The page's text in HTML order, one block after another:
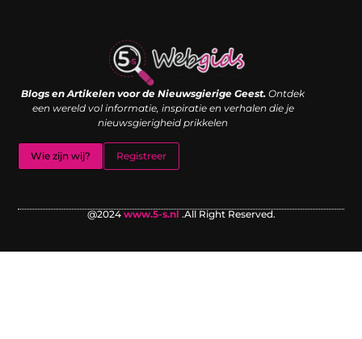
Blogs en Artikelen voor de Nieuwsgierige Geest. Ontdek
een wereld vol informatie, inspiratie en verhalen die je
nieuwsgierigheid prikkelen
Wie zijn wij? Registreer
@2024 www.5-s.nl .All Right Reserved.